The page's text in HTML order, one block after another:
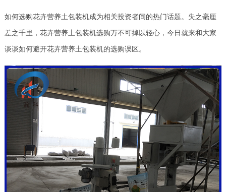
如何选购花卉营养土包装机成为相关投资者间的热门话题。失之毫厘
差之千里，花卉营养土包装机选购万不可掉以轻心，今日就来和大家
谈谈如何避开花卉营养土包装机的选购误区。